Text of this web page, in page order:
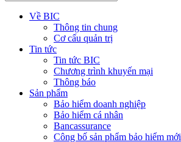
Về BIC
Thông tin chung
Cơ cấu quản trị
Tin tức
Tin tức BIC
Chương trình khuyến mại
Thông báo
Sản phẩm
Bảo hiểm doanh nghiệp
Bảo hiểm cá nhân
Bancassurance
Công bố sản phẩm bảo hiểm mới